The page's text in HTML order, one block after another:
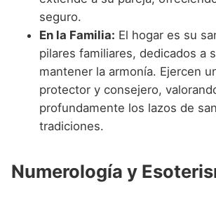
seguro.
En la Familia: El hogar es su
pilares familiares, dedicados a
mantener la armonía. Ejercen
protector y consejero,
profundamente los lazos de
tradiciones.
Numerología y